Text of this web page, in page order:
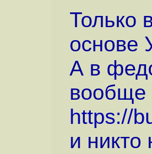
Только
основе
А в
вообще
https://
и никто